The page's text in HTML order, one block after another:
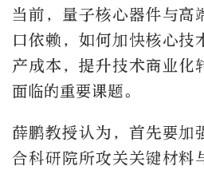
当前，量子核心器件与高
口依赖，如何加快核心技
产成本，提升技术商业化
面临的重要课题。
薛鹏教授认为，首先要加
合科研院所攻关关键材料